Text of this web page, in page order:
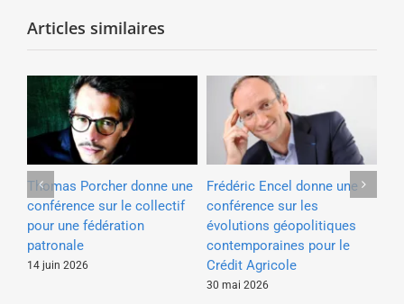
Articles similaires
Thomas Porcher donne une
conférence sur le collectif
pour une fédération
patronale
14 juin 2026
Frédéric Encel donne une
conférence sur les
évolutions géopolitiques
contemporaines pour le
Crédit Agricole
30 mai 2026